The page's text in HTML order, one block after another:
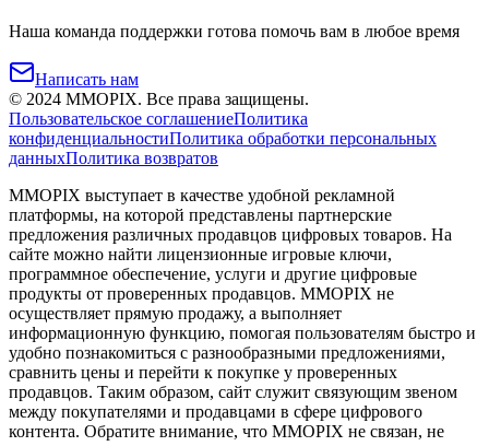
Наша команда поддержки готова помочь вам в любое время
Написать нам
© 2024 MMOPIX. Все права защищены.
Пользовательское соглашениеПолитика
конфиденциальностиПолитика обработки персональных
данныхПолитика возвратов
MMOPIX выступает в качестве удобной рекламной
платформы, на которой представлены партнерские
предложения различных продавцов цифровых товаров. На
сайте можно найти лицензионные игровые ключи,
программное обеспечение, услуги и другие цифровые
продукты от проверенных продавцов. MMOPIX не
осуществляет прямую продажу, а выполняет
информационную функцию, помогая пользователям быстро и
удобно познакомиться с разнообразными предложениями,
сравнить цены и перейти к покупке у проверенных
продавцов. Таким образом, сайт служит связующим звеном
между покупателями и продавцами в сфере цифрового
контента. Обратите внимание, что MMOPIX не связан, не